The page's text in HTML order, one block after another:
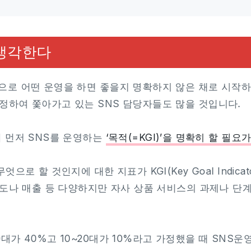
각한다
로 어떤 운영을 하면 좋을지 명확하지 않은 채로 시작
하여 쫓아가고 있는 SNS 담당자들도 많을 것입니다.
먼저 SNS를 운영하는 ‘목적(=KGI)’을 명확히 할 필요
엇으로 할 것인지에 대한 지표가 KGI(Key Goal
나 매출 등 다양하지만 자사 상품 서비스의 과제나 단
가 40%고 10~20대가 10%라고 가정했을 때 SNS운